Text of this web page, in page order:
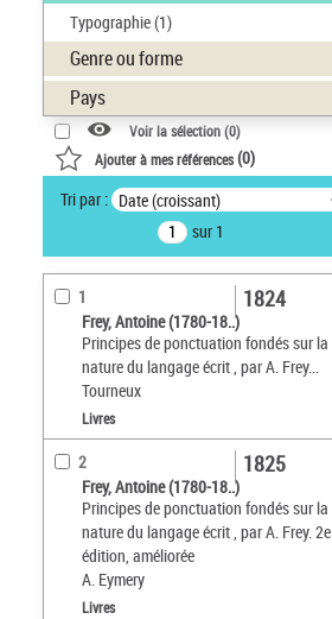
Typographie(1)
Genre ou forme
Pays
Voir la sélection (0)
Ajouter à mes références(0)
Tri par : Date (croissant)
sur 1
1
Frey, Antoine (1780-18..)
Principes de ponctuation fondés sur la
nature du langage écrit , par A. Frey...
Tourneux
1824
Livres
2
Frey, Antoine (1780-18..)
Principes de ponctuation fondés sur la
nature du langage écrit , par A. Frey. 2e
édition, améliorée
A. Eymery
1825
Livres